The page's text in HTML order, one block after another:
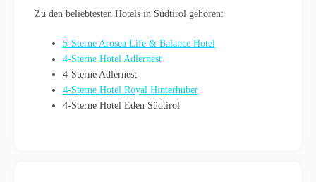
Zu den beliebtesten Hotels in Südtirol gehören:
5-Sterne Arosea Life & Balance Hotel
4-Sterne Hotel Adlernest
4-Sterne Adlernest
4-Sterne Hotel Royal Hinterhuber
4-Sterne Hotel Eden Südtirol